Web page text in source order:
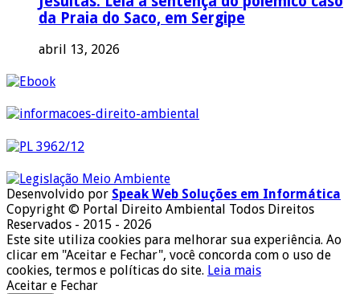
da Praia do Saco, em Sergipe
abril 13, 2026
Desenvolvido por Speak Web Soluções em Informática
Copyright © Portal Direito Ambiental Todos Direitos
Reservados - 2015 - 2026
Este site utiliza cookies para melhorar sua experiência. Ao
clicar em "Aceitar e Fechar", você concorda com o uso de
cookies, termos e políticas do site. Leia mais
Aceitar e Fechar